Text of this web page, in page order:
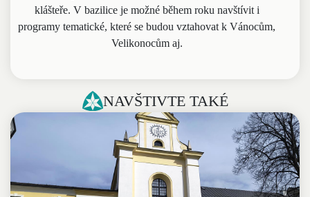
klášteře. V bazilice je možné během roku navštívit i
programy tematické, které se budou vztahovat k Vánocům,
Velikonocům aj.
NAVŠTIVTE TAKÉ